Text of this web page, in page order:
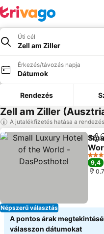
Úti cél
Zell am Ziller
Érkezés/távozás napja
Dátumok
Rendezés
Zell am Ziller
A jutalékfizetés hatása a
Népszerű választás
5
9,4
A pontos árak
válasszon dátumokat